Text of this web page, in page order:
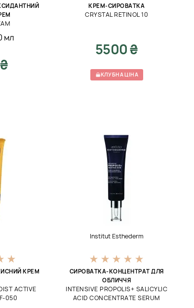
мл
КРЕМ-СИРОВАТКА
CRYSTAL RETINOL 10
5500 ₴
КЛУБНА ЦІНА
КРЕМ
ACTIVE
050
Institut Esthederm
СИРОВАТКА-КОНЦЕНТРАТ ДЛЯ
ОБЛИЧЧЯ
INTENSIVE PROPOLIS+ SALICYLIC
ACID CONCENTRATE SERUM